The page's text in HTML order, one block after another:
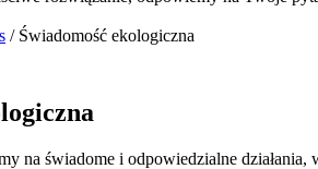
/ Świadomość ekologiczna
na świadome i odpowiedzialne